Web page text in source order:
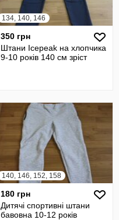
134, 140, 146
350 грн
Штани Icepeak на хлопчика
9-10 років 140 см зріст
140, 146, 152, 158
180 грн
Дитячі спортивні штани
бавовна 10-12 років